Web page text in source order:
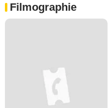
Filmographie